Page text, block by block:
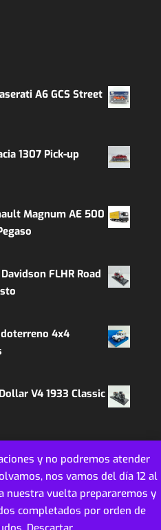
y no podremos atender
nos vamos del día 12 al
nuestra vuelta prepararemos y
completados por orden de
A6 GCS Street
1307 Pick-up
Magnum AE 500
FLHR Road
4x4
V4 1933 Classic
ESCALA - 2018